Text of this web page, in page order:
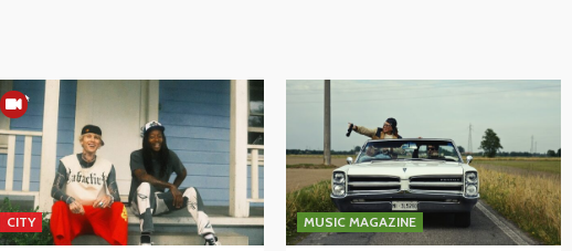
CITY MUSIC MAGAZINE